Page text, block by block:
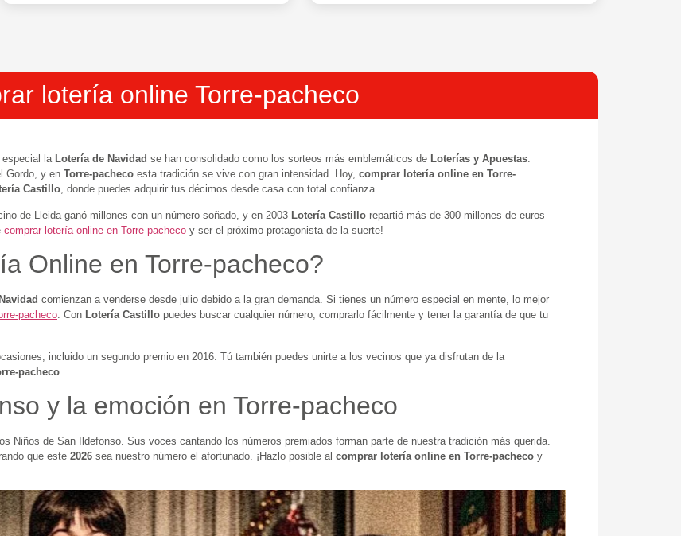
lotería online Torre-pacheco
la Lotería de Navidad se han consolidado como los sorteos más emblemáticos de Loterías y Apuestas
Gordo, y en Torre-pacheco esta tradición se vive con gran intensidad. Hoy, comprar lotería online en Torre-
Castillo , donde puedes adquirir tus décimos desde casa con total confianza.
de Lleida ganó millones con un número soñado, y en 2003 Lotería Castillo repartió más de 300 millones de euros
comprar lotería online en Torre-pacheco y ser el próximo protagonista de la suerte!
Online en Torre-pacheco?
comienzan a venderse desde julio debido a la gran demanda. Si tienes un número especial en mente, lo mejor
pacheco. Con Lotería Castillo puedes buscar cualquier número, comprarlo fácilmente y tener la garantía de que tu
incluido un segundo premio en 2016. Tú también puedes unirte a los vecinos que ya disfrutan de la
pacheco
y la emoción en Torre-pacheco
Niños de San Ildefonso. Sus voces cantando los números premiados forman parte de nuestra tradición más querida.
que este 2026 sea nuestro número el afortunado. ¡Hazlo posible al comprar lotería online en Torre-pacheco y